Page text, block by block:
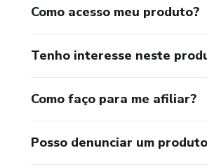
Como acesso meu produto?
Tenho interesse neste
Como faço para me afiliar?
Posso denunciar um